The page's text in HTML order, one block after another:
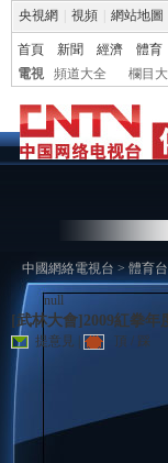
央視網 視頻 網站地圖
首頁 新聞 經濟 體育
電視
頻道大全 欄目
中國網絡電視台>體育台
null
[武林大會]2009紅拳
提意見 頂 / 踩